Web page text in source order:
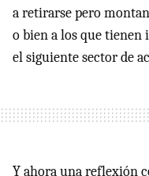
a retirarse pero
o bien a los que
el siguiente sector de
Y ahora una reflexión